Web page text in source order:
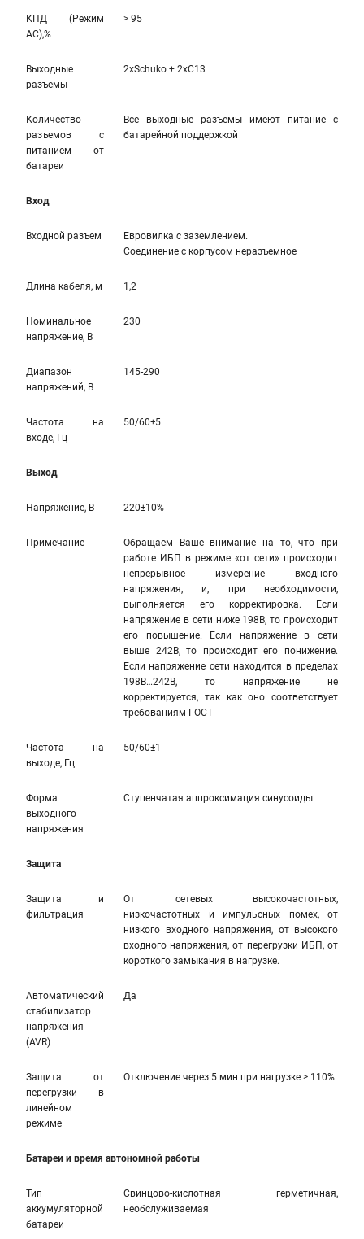
КПД (Режим
AC),%
> 95
Выходные
разъемы
2xSchuko + 2xC13
Количество
разъемов с
питанием от
батареи
Все выходные разъемы имеют питание с
батарейной поддержкой
Вход
Входной разъем
Евровилка с заземлением.
Соединение с корпусом неразъемное
Длина кабеля, м 1,2
Номинальное
напряжение, В
230
Диапазон
напряжений, В
145-290
Частота на
входе, Гц
50/60±5
Выход
Напряжение, В 220±10%
Примечание
Обращаем Ваше внимание на то, что при
работе ИБП в режиме «от сети» происходит
непрерывное измерение входного
напряжения, и, при необходимости,
выполняется его корректировка. Если
напряжение в сети ниже 198В, то происходит
его повышение. Если напряжение в сети
выше 242В, то происходит его понижение.
Если напряжение сети находится в пределах
198В…242В, то напряжение не
корректируется, так как оно соответствует
требованиям ГОСТ
Частота на
выходе, Гц
50/60±1
Форма
выходного
напряжения
Ступенчатая аппроксимация синусоиды
Защита
Защита и
фильтрация
От сетевых высокочастотных,
низкочастотных и импульсных помех, от
низкого входного напряжения, от высокого
входного напряжения, от перегрузки ИБП, от
короткого замыкания в нагрузке.
Автоматический
стабилизатор
напряжения
(AVR)
Да
Защита от
перегрузки в
линейном
режиме
Отключение через 5 мин при нагрузке > 110%
Батареи и время автономной работы
Тип
аккумуляторной
батареи
Свинцово-кислотная герметичная,
необслуживаемая